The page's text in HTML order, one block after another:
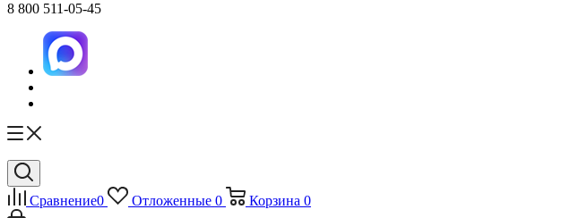
8 800 511-05-45
Сравнение0 Отложенные 0 Корзина 0